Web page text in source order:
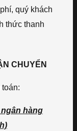
quý khách
thức thanh
CHUYỂN
hàng